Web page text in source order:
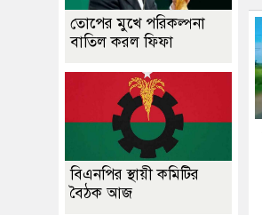
তোপের মুখে পরিকল্পনা
বাতিল করল ফিফা
বিএনপির স্থায়ী কমিটির
বৈঠক আজ